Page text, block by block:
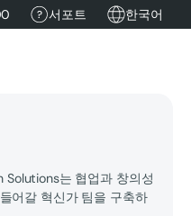
서포트 한국어
Solutions는 협업과 창의성
어갈 혁신가 팀을 구축하